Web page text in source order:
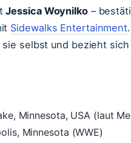
Jessica Woynilko–
Sidewalks Entertainment
sie selbst und bezieht
Minnesota, USA (laut
Minnesota (WWE)